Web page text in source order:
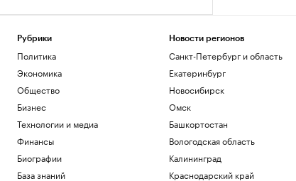
Рубрики
Политика
Экономика
Общество
Бизнес
Технологии и медиа
Финансы
Биографии
База знаний
Новости регионов
Санкт-Петербург и область
Екатеринбург
Новосибирск
Омск
Башкортостан
Вологодская область
Калининград
Краснодарский край